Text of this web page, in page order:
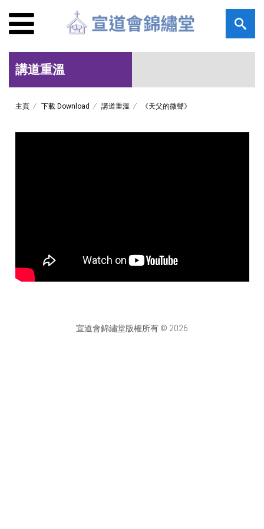
講道重溫
主頁 下載 Download 講道重溫 《天父的微聲》
宣道會錦繡堂版權所有 © 2026